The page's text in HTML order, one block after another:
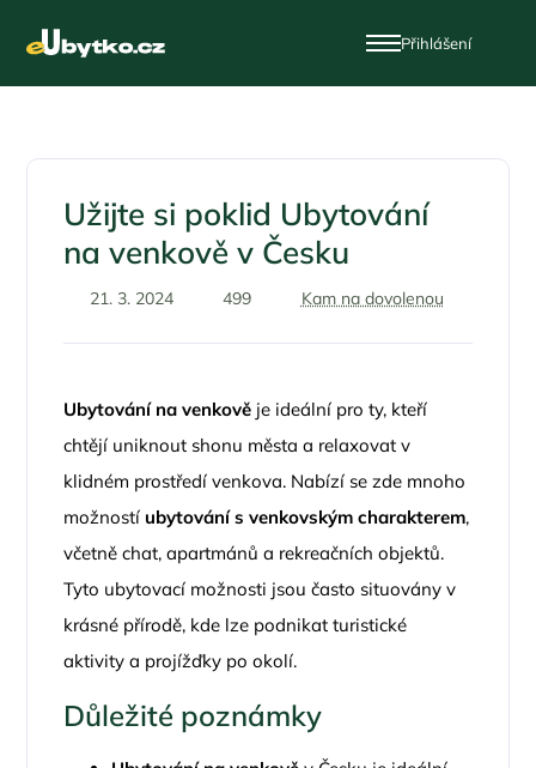
Přihlášení
Užijte si poklid Ubytování
na venkově v Česku
21. 3. 2024 499 Kam na dovolenou
Ubytování na venkově je ideální pro ty, kteří
chtějí uniknout shonu města a relaxovat v
klidném prostředí venkova. Nabízí se zde mnoho
možností ubytování s venkovským charakterem,
včetně chat, apartmánů a rekreačních objektů.
Tyto ubytovací možnosti jsou často situovány v
krásné přírodě, kde lze podnikat turistické
aktivity a projížďky po okolí.
Důležité poznámky